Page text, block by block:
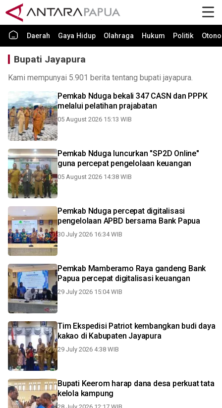
Daerah Gaya Hidup Olahraga Hukum Politik
Bupati Jayapura
Kami mempunyai 5.901 berita tentang bupati jayapura.
Pemkab Nduga bekali 347 CASN dan PPPK
melalui pelatihan prajabatan
05 August 2026 15:13 WIB
Pemkab Nduga luncurkan "SP2D Online"
guna percepat pengelolaan keuangan
05 August 2026 14:38 WIB
Pemkab Nduga percepat digitalisasi
pengelolaan APBD bersama Bank Papua
30 July 2026 16:34 WIB
Pemkab Mamberamo Raya gandeng Bank
Papua percepat digitalisasi keuangan
29 July 2026 15:04 WIB
Tim Ekspedisi Patriot kembangkan budi daya
kakao di Kabupaten Jayapura
29 July 2026 4:38 WIB
Bupati Keerom harap dana desa perkuat tata
kelola kampung